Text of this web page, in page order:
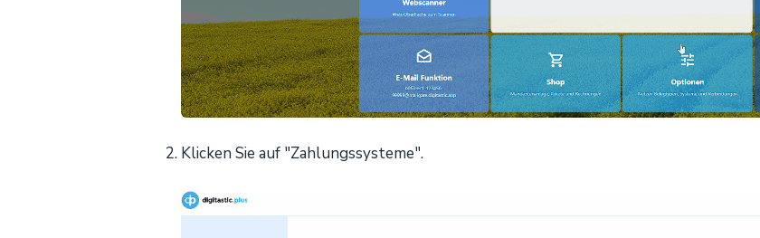
Klicken Sie auf "Zahlungssysteme".